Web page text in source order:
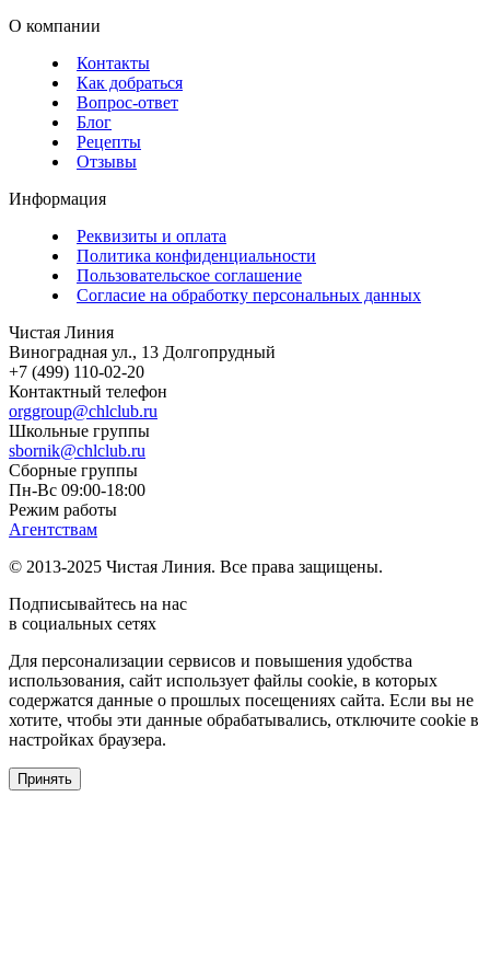
О компании
Контакты
Как добраться
Вопрос-ответ
Блог
Рецепты
Отзывы
Информация
Реквизиты и оплата
Политика конфиденциальности
Пользовательское соглашение
Согласие на обработку персональных данных
Чистая Линия
Виноградная ул., 13 Долгопрудный
+7 (499) 110-02-20
Контактный телефон
orggroup@chlclub.ru
Школьные группы
sbornik@chlclub.ru
Сборные группы
Пн-Вс 09:00-18:00
Режим работы
Агентствам
© 2013-2025 Чистая Линия. Все права защищены.
Подписывайтесь на нас
в социальных сетях
Для персонализации сервисов и повышения удобства
использования, сайт использует файлы cookie, в которых
содержатся данные о прошлых посещениях сайта. Если вы не
хотите, чтобы эти данные обрабатывались, отключите cookie в
настройках браузера.
Принять